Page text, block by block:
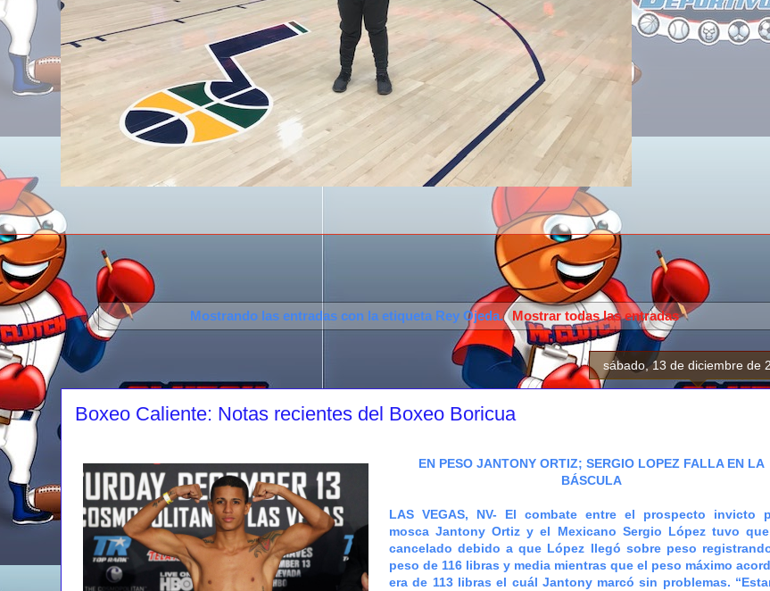
Mostrando las entradas con la etiqueta Rey Ojeda. Mostrar todas las entradas
sábado, 13 de diciembre de
Boxeo Caliente: Notas recientes del Boxeo Boricua
EN PESO JANTONY ORTIZ; SERGIO LOPEZ FALLA EN LA
BÁSCULA
LAS VEGAS, NV- El combate entre el prospecto invicto
mosca Jantony Ortiz y el Mexicano Sergio López tuvo
cancelado debido a que López llegó sobre peso
peso de 116 libras y media mientras que el peso máximo
era de 113 libras el cuál Jantony marcó sin problemas.